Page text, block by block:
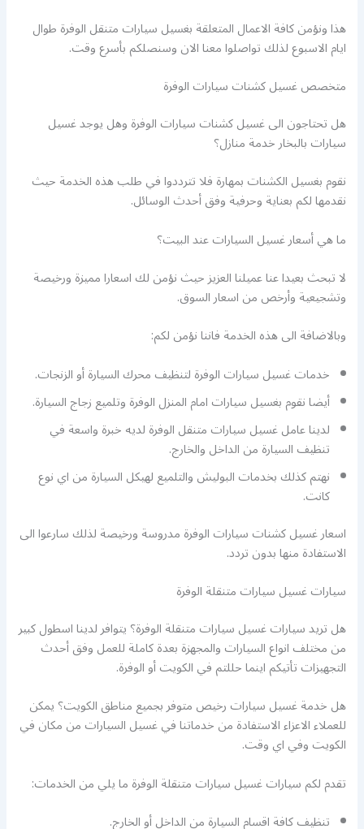
هذا ونؤمن كافة الاعمال المتعلقة بغسيل سيارات متنقل الوفرة طوال
ايام الاسبوع لذلك تواصلوا معنا الان وسنصلكم بأسرع وقت.
متخصص غسيل كشنات سيارات الوفرة
هل تحتاجون الى غسيل كشنات سيارات الوفرة وهل يوجد غسيل
سيارات بالبخار خدمة منازل؟
نقوم بغسيل الكشنات بمهارة فلا تترددوا في طلب هذه الخدمة حيث
نقدمها لكم بعناية وحرفية وفق أحدث الوسائل.
ما هي أسعار غسيل السيارات عند البيت؟
لا تبحث بعيدا عنا عميلنا العزيز حيث نؤمن لك اسعارا مميزة ورخيصة
وتشجيعية وأرخص من اسعار السوق.
وبالاضافة الى هذه الخدمة فاننا نؤمن لكم:
خدمات غسيل سيارات الوفرة لتنظيف محرك السيارة أو الزنجات.
أيضا نقوم بغسيل سيارات امام المنزل الوفرة وتلميع زجاج السيارة.
لدينا عامل غسيل سيارات متنقل الوفرة لديه خبرة واسعة في
تنظيف السيارة من الداخل والخارج.
نهتم كذلك بخدمات البوليش والتلميع لهيكل السيارة من اي نوع
كانت.
اسعار غسيل كشنات سيارات الوفرة مدروسة ورخيصة لذلك سارعوا الى
الاستفادة منها بدون تردد.
سيارات غسيل سيارات متنقلة الوفرة
هل تريد سيارات غسيل سيارات متنقلة الوفرة؟ يتوافر لدينا اسطول كبير
من مختلف انواع السيارات والمجهزة بعدة كاملة للعمل وفق أحدث
التجهيزات تأتيكم اينما حللتم في الكويت أو الوفرة.
هل خدمة غسيل سيارات رخيص متوفر بجميع مناطق الكويت؟ يمكن
للعملاء الاعزاء الاستفادة من خدماتنا في غسيل السيارات من مكان في
الكويت وفي اي وقت.
تقدم لكم سيارات غسيل سيارات متنقلة الوفرة ما يلي من الخدمات:
تنظيف كافة اقسام السيارة من الداخل أو الخارج.